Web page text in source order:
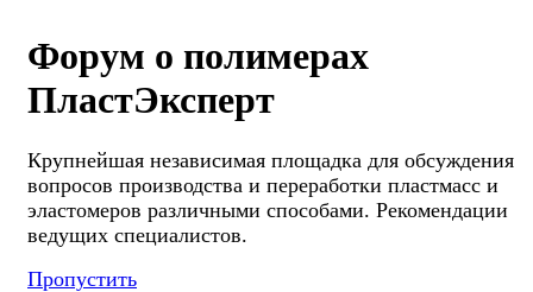
Форум о полимерах
ПластЭксперт
Крупнейшая независимая площадка для обсуждения
вопросов производства и переработки пластмасс и
эластомеров различными способами. Рекомендации
ведущих специалистов.
Пропустить